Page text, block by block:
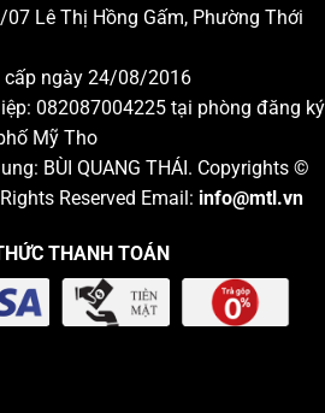
Lê Thị Hồng Gấm, Phường Thới
cấp ngày 24/08/2016
082087004225 tại phòng đăng ký
Mỹ Tho
BÙI QUANG THÁI. Copyrights ©
Reserved Email: info@mtl.vn
THANH TOÁN